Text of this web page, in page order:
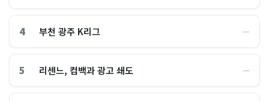
4 부천 광주 K리그 ―
5 리센느, 컴백과 광고 쇄도 ―